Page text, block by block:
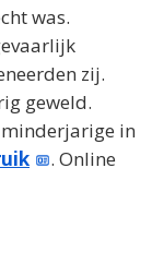
was.
zij.
geweld.
in
. Online